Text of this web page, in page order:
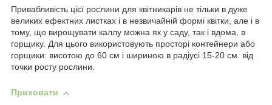
Привабливість цієї рослини для квітникарів не тільки в дуже
великих ефектних листках і в незвичайній формі квітки, але і в
тому, що вирощувати каллу можна як у саду, так і вдома, в
горщику. Для цього використовують просторі контейнери або
горщики: висотою до 60 см і шириною в радіусі 15-20 см. від
точки росту рослини.
Приховати